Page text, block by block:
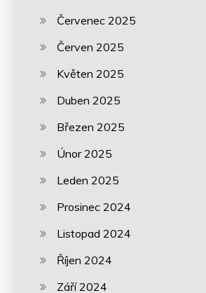
Červenec 2025
Červen 2025
Květen 2025
Duben 2025
Březen 2025
Únor 2025
Leden 2025
Prosinec 2024
Listopad 2024
Říjen 2024
Září 2024